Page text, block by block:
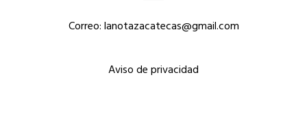
Correo: lanotazacatecas@gmail.com
Aviso de privacidad